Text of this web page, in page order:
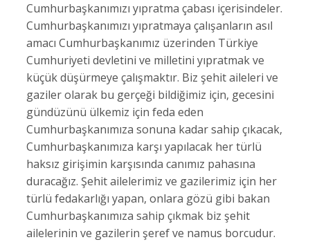
Cumhurbaşkanımızı yıpratma çabası içerisindeler.
Cumhurbaşkanımızı yıpratmaya çalışanların asıl
amacı Cumhurbaşkanımız üzerinden Türkiye
Cumhuriyeti devletini ve milletini yıpratmak ve
küçük düşürmeye çalışmaktır. Biz şehit aileleri ve
gaziler olarak bu gerçeği bildiğimiz için, gecesini
gündüzünü ülkemiz için feda eden
Cumhurbaşkanımıza sonuna kadar sahip çıkacak,
Cumhurbaşkanımıza karşı yapılacak her türlü
haksız girişimin karşısında canımız pahasına
duracağız. Şehit ailelerimiz ve gazilerimiz için her
türlü fedakarlığı yapan, onlara gözü gibi bakan
Cumhurbaşkanımıza sahip çıkmak biz şehit
ailelerinin ve gazilerin şeref ve namus borcudur.